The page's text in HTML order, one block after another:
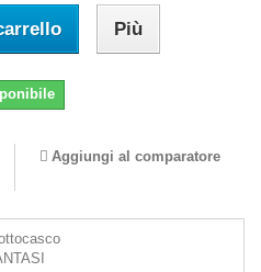
Più
Aggiungi al comparatore